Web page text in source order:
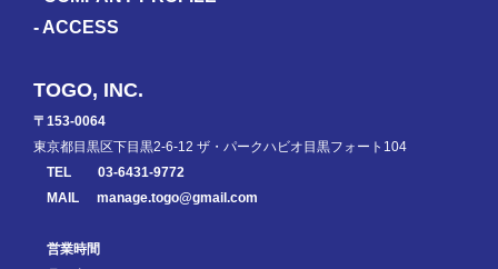
-ACCESS
TOGO, INC.
〒153-0064
東京都目黒区下目黒2-6-12 ザ・パークハビオ目黒フォート104
TEL 03-6431-9772
MAIL
manage.togo@gmail.com
営業時間